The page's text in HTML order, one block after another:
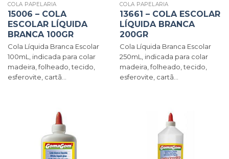
COLA PAPELARIA
15006 – COLA
ESCOLAR LÍQUIDA
BRANCA 100GR
Cola Líquida Branca Escolar
100mL, indicada para colar
madeira, folheado, tecido,
esferovite, cartã...
COLA PAPELARIA
13661 – COLA ESCOLAR
LÍQUIDA BRANCA
200GR
Cola Líquida Branca Escolar
250mL, indicada para colar
madeira, folheado, tecido,
esferovite, cartã...